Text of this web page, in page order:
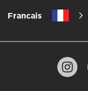
Francais